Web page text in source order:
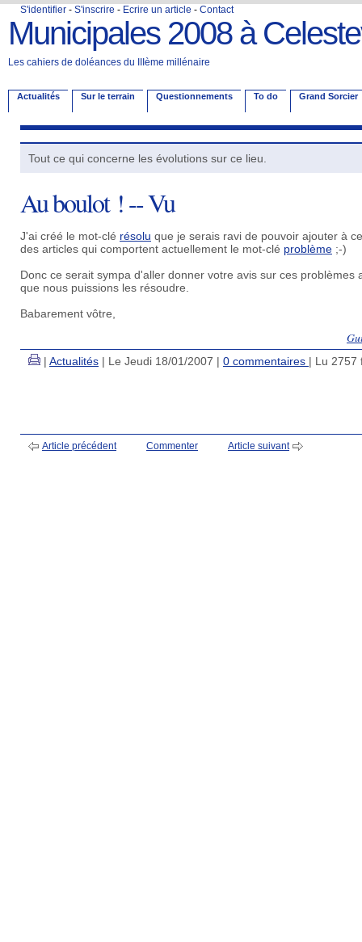
S'identifier - S'inscrire - Ecrire un article - Contact
Municipales 2008 à
Les cahiers de doléances du IIIème millénaire
Actualités Sur le terrain Questionnements To do Grand Sorcier
Tout ce qui concerne les évolutions sur ce lieu.
Au boulot ! -- Vu
J'ai créé le mot-clé résolu que je serais ravi de pouvoir ajouter à
des articles qui comportent actuellement le mot-clé problème ;-)
Donc ce serait sympa d'aller donner votre avis sur ces problèmes
que nous puissions les résoudre.
Babarement vôtre,
| Actualités | Le Jeudi 18/01/2007 | 0 commentaires | Lu 2757
Article précédent Commenter Article suivant